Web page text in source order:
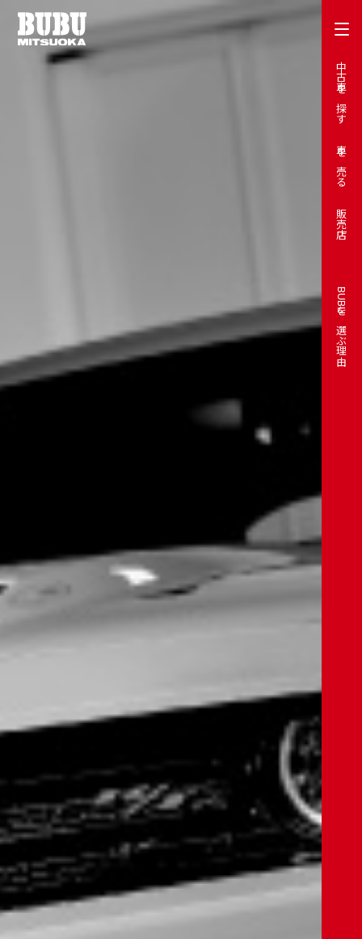
中古車を探す
車を売る
販売店
BUBUを選ぶ理由